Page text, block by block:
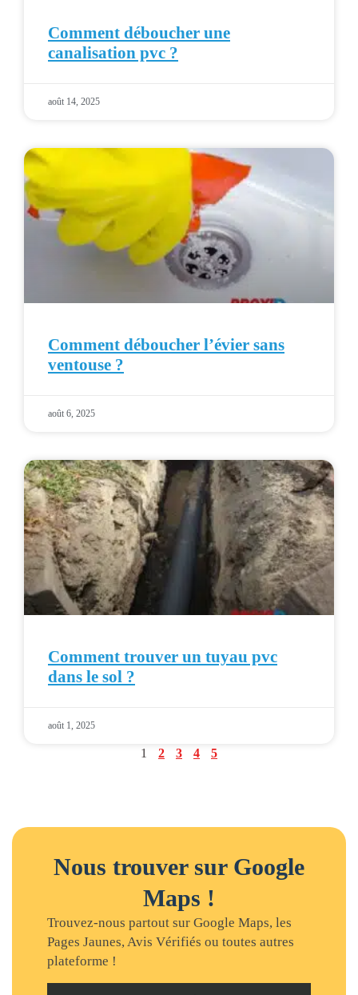
Comment déboucher une
canalisation pvc ?
août 14, 2025
Comment déboucher l’évier sans
ventouse ?
août 6, 2025
Comment trouver un tuyau pvc
dans le sol ?
août 1, 2025
1 2 3 4 5
Nous trouver sur Google
Maps !
Trouvez-nous partout sur Google Maps, les
Pages Jaunes, Avis Vérifiés ou toutes autres
plateforme !